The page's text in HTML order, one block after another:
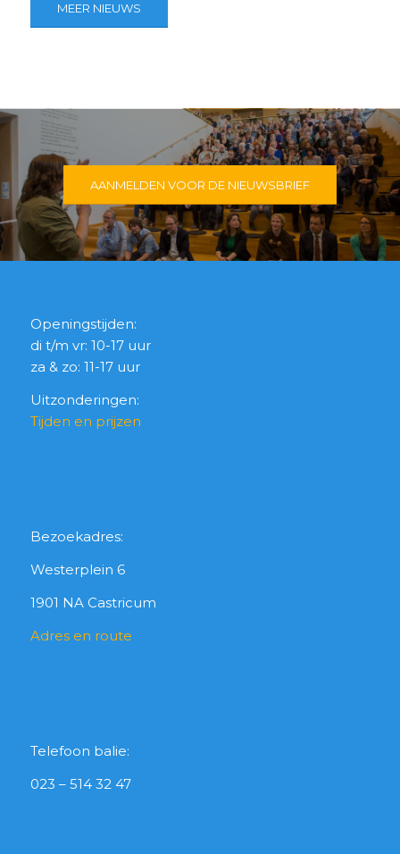
MEER NIEUWS
AANMELDEN VOOR DE NIEUWSBRIEF
Openingstijden:
di t/m vr: 10-17 uur
za & zo: 11-17 uur
Uitzonderingen:
Tijden en prijzen
Bezoekadres:
Westerplein 6
1901 NA Castricum
Adres en route
Telefoon balie:
023 – 514 32 47